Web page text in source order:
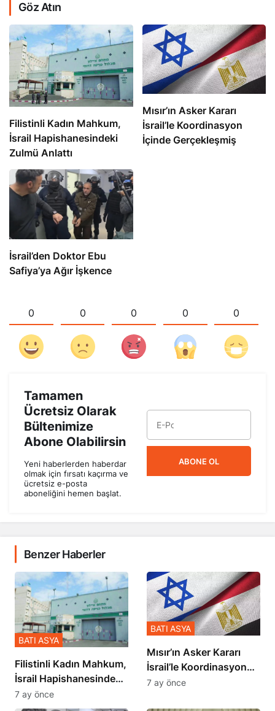
Göz Atın
Filistinli Kadın Mahkum,
İsrail Hapishanesindeki
Zulmü Anlattı
Mısır’ın Asker Kararı
İsrail’le Koordinasyon
İçinde Gerçekleşmiş
İsrail’den Doktor Ebu
Safiya’ya Ağır İşkence
0 0 0 0 0
Tamamen
Ücretsiz Olarak
Bültenimize
Abone Olabilirsin
Yeni haberlerden haberdar
olmak için fırsatı kaçırma ve
ücretsiz e-posta
aboneliğini hemen başlat.
ABONE OL
Benzer Haberler
Filistinli Kadın Mahkum,
İsrail Hapishanesindeki
Zulmü Anlattı
BATI ASYA
7 ay önce
Mısır’ın Asker Kararı
İsrail’le Koordinasyon
İçinde Gerçekleşmiş
BATI ASYA
7 ay önce